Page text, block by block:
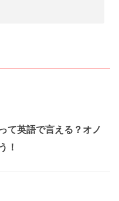
て英語で言える？オノ
！